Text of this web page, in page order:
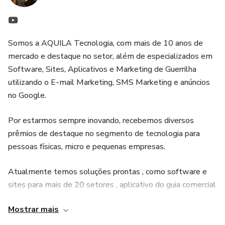
• Baixo custo de investimento;
• Não exigimos ponto comercial podendo trabalhar em
home office;
• Produtos e serviços que geram receita recorrente;
propaganda;
• Mensalidade baixa (basicamente provedor);
• Vendas para todo o Brasil, ampliando sua oportunidade
de negócio;
• Não exigimos exclusividade no negócio;
- Equipe para desenvolvimento, implantação e suporte.
- Entrega em 10 dias úteis. (Garantindo a devolução do seu
dinheiro em caso de problema)
*R$ 137,00 de Mensalidade. Sem fidelização contratual,
para rescindir basta formalizar por e-mail.
* Conheça nosso portal, modelo idêntico ao da sua
receber além de informações sobre empreendedorismo
digital, o MANUAL DO REVENDEDOR com todas as
Somos a AQUILA Tecnologia, com mais de 10 anos de
mercado e destaque no setor, além de especializados em
Software, Sites, Aplicativos e Marketing de Guerrilha
utilizando o E-mail Marketing, SMS Marketing e anúncios
no Google.
Por estarmos sempre inovando, recebemos diversos
prêmios de destaque no segmento de tecnologia para
pessoas físicas, micro e pequenas empresas.
Atualmente temos soluções prontas , como software e
sites para mais de 20 setores , aplicativo do guia comercial
justificando nosso destaque e competitividade a nível de
Mostrar mais